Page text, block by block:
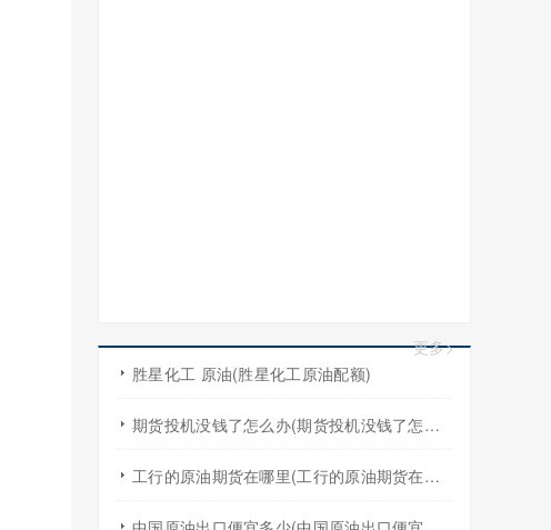
更多>
胜星化工 原油(胜星化工原油配额)
期货投机没钱了怎么办(期货投机没钱了怎么办啊)
工行的原油期货在哪里(工行的原油期货在哪里买)